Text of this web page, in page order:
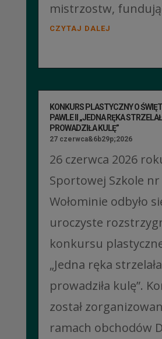
mistrzostw,
CZYTAJ DALEJ
KONKURS PLASTYCZNY O
PAWLE II „JEDNA RĘKA
PROWADZIŁA KULĘ”
27 czerwca&6b29p;2026
26 czerwca 2026
Sportowej Szkole nr
Wołominie odbyło
uroczyste
konkursu
„Jedna ręka
prowadziła kulę”.
został
ramach obchodów